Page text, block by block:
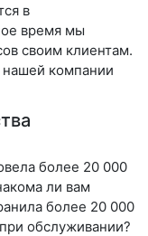
в
время мы
своим клиентам.
компании
более 20 000
ли вам
более 20 000
обслуживании?